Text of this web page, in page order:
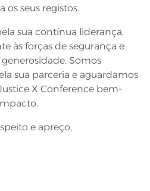
os seus registos.
sua contínua liderança,
às forças de segurança e
Somos
sua parceria e aguardamos
X Conference bem-
e apreço,